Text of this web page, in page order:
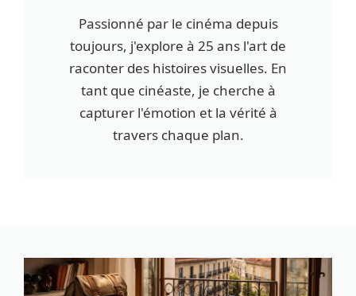
Passionné par le cinéma depuis
toujours, j'explore à 25 ans l'art de
raconter des histoires visuelles. En
tant que cinéaste, je cherche à
capturer l'émotion et la vérité à
travers chaque plan.